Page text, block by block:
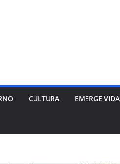
CULTURA EMERGE VIDA